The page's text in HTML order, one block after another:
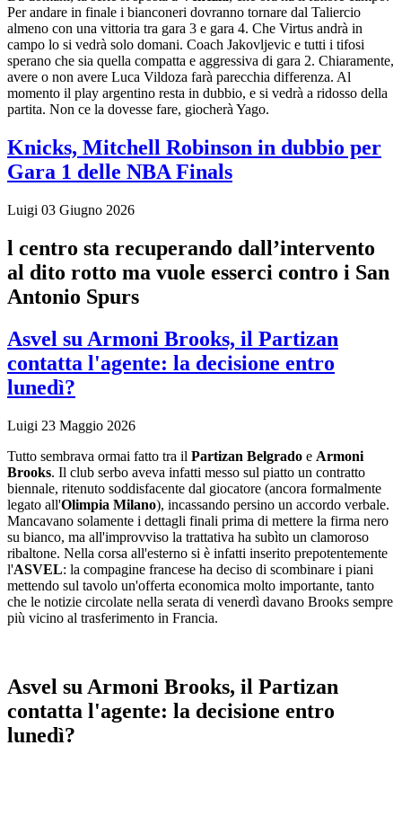
Per andare in finale i bianconeri dovranno tornare dal Taliercio
almeno con una vittoria tra gara 3 e gara 4. Che Virtus andrà in
campo lo si vedrà solo domani. Coach Jakovljevic e tutti i tifosi
sperano che sia quella compatta e aggressiva di gara 2. Chiaramente,
avere o non avere Luca Vildoza farà parecchia differenza. Al
momento il play argentino resta in dubbio, e si vedrà a ridosso della
partita. Non ce la dovesse fare, giocherà Yago.
Knicks, Mitchell Robinson in dubbio per
Gara 1 delle NBA Finals
Luigi 03 Giugno 2026
l centro sta recuperando dall’intervento
al dito rotto ma vuole esserci contro i San
Antonio Spurs
Asvel su Armoni Brooks, il Partizan
contatta l'agente: la decisione entro
lunedì?
Luigi 23 Maggio 2026
Tutto sembrava ormai fatto tra il Partizan Belgrado e Armoni
Brooks. Il club serbo aveva infatti messo sul piatto un contratto
biennale, ritenuto soddisfacente dal giocatore (ancora formalmente
legato all'Olimpia Milano), incassando persino un accordo verbale.
Mancavano solamente i dettagli finali prima di mettere la firma nero
su bianco, ma all'improvviso la trattativa ha subìto un clamoroso
ribaltone. Nella corsa all'esterno si è infatti inserito prepotentemente
l'ASVEL: la compagine francese ha deciso di scombinare i piani
mettendo sul tavolo un'offerta economica molto importante, tanto
che le notizie circolate nella serata di venerdì davano Brooks sempre
più vicino al trasferimento in Francia.
Asvel su Armoni Brooks, il Partizan
contatta l'agente: la decisione entro
lunedì?